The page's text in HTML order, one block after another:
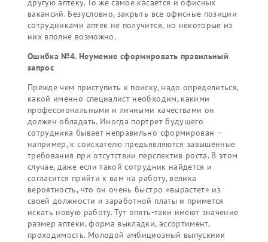
другую аптеку. То же самое касается и офисных
вакансий. Безусловно, закрыть все офисные позиции
сотрудниками аптек не получится, но некоторые из
них вполне возможно.
Ошибка №4. Неумение сформировать правильный
запрос
Прежде чем приступить к поиску, надо определиться,
какой именно специалист необходим, какими
профессиональными и личными качествами он
должен обладать. Иногда портрет будущего
сотрудника бывает неправильно сформирован –
например, к соискателю предъявляются завышенные
требования при отсутствии перспектив роста. В этом
случае, даже если такой сотрудник найдется и
согласится прийти к вам на работу, велика
вероятность, что он очень быстро «вырастет» из
своей должности и заработной платы и примется
искать новую работу. Тут опять-таки имеют значение
размер аптеки, форма выкладки, ассортимент,
проходимость. Молодой амбициозный выпускник